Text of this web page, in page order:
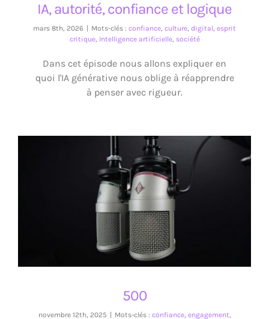
IA, autorité, confiance et logique
mars 8th, 2026 Mots-clés : confiance, culture, digital, esprit
critique, Intelligence artificielle, société
Dans cet épisode nous allons expliquer en
quoi l'IA générative nous oblige à réapprendre
à penser avec rigueur.
500
500
novembre 12th, 2025 Mots-clés : confiance, engagement,